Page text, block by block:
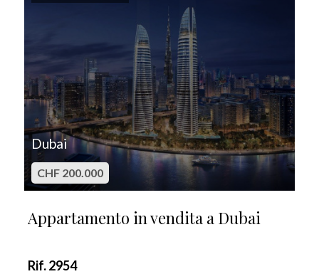
Dubai
CHF 200.000
Appartamento in vendita a Dubai
Rif. 2954